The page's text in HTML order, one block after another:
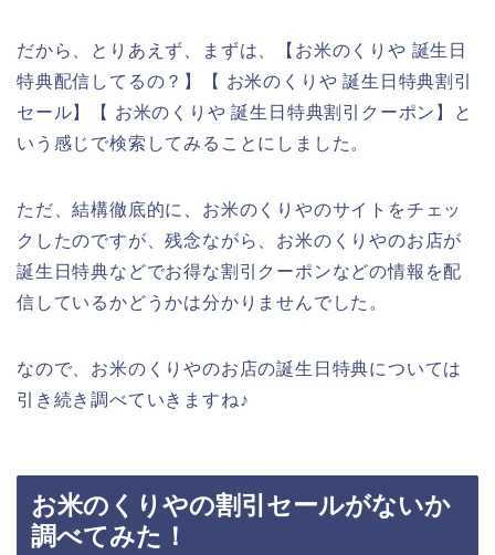
だから、とりあえず、まずは、【お米のくりや 誕生日
特典配信してるの？】【 お米のくりや 誕生日特典割引
セール】【 お米のくりや 誕生日特典割引クーポン】と
いう感じで検索してみることにしました。
ただ、結構徹底的に、お米のくりやのサイトをチェッ
クしたのですが、残念ながら、お米のくりやのお店が
誕生日特典などでお得な割引クーポンなどの情報を配
信しているかどうかは分かりませんでした。
なので、お米のくりやのお店の誕生日特典については
引き続き調べていきますね♪
お米のくりやの割引セールがないか
調べてみた！